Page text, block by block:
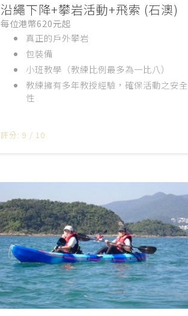
沿繩下降+攀岩活動+飛索 (石澳)
每位港幣620元起
真正的戶外攀岩
包裝備
小班教學（教練比例最多為一比八）
教練擁有多年教授經驗，確保活動之安全
性
評分: 9 / 10